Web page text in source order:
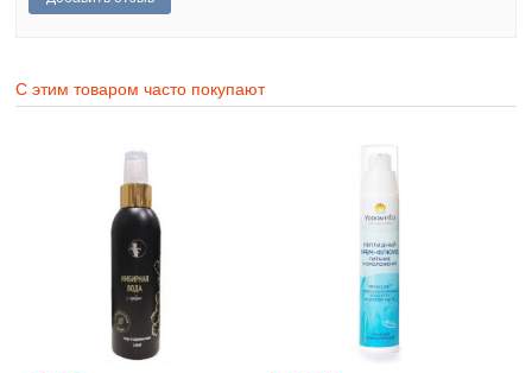
С этим товаром часто покупают